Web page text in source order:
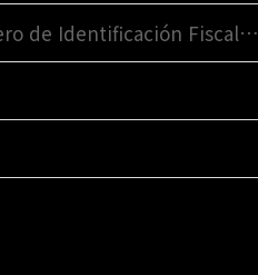
de Identificación Fiscal…